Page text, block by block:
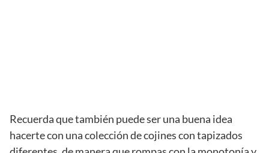
Recuerda que también puede ser una buena idea
hacerte con una colección de cojines con tapizados